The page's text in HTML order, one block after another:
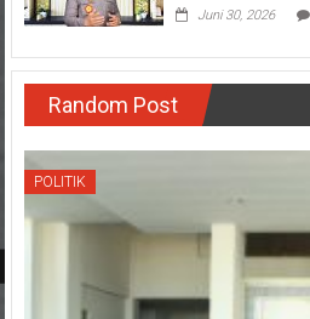
Juni 30, 2026
Random Post
POLITIK